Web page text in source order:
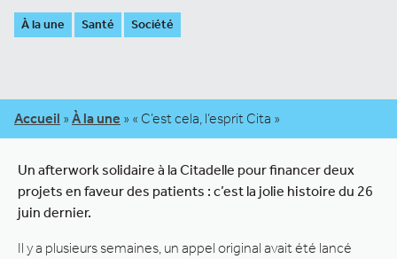
À la une Santé Société
Accueil » À la une » « C’est cela, l’esprit Cita »
Un afterwork solidaire à la Citadelle pour financer deux
projets en faveur des patients : c’est la jolie histoire du 26
juin dernier.
Il y a plusieurs semaines, un appel original avait été lancé